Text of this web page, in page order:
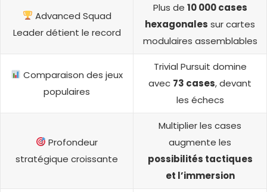
Advanced Squad
Leader détient le record
Plus de 10 000 cases
hexagonales sur cartes
modulaires assemblables
Comparaison des jeux
populaires
Trivial Pursuit domine
avec 73 cases, devant
les échecs
Profondeur
stratégique croissante
Multiplier les cases
augmente les
possibilités tactiques
et l’immersion